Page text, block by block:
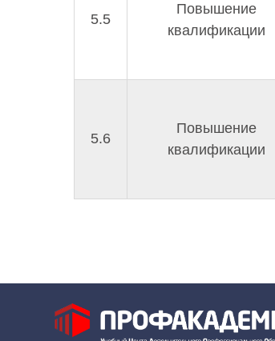
5.5
Повышение
квалификации
5.6
Повышение
квалификации